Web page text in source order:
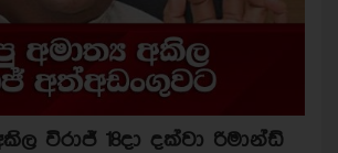
විරාජ් 18දා දක්වා රිමාන්ඩ්